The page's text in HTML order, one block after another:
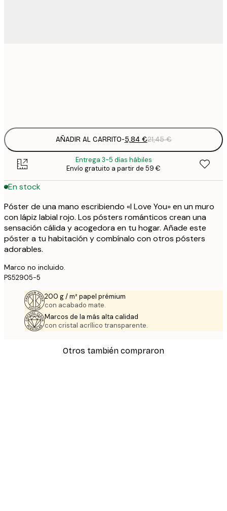
AÑADIR AL CARRITO-5,84 €21,45 €
Entrega 3-5 días hábiles
Envío gratuito a partir de 59 €
En stock
Póster de una mano escribiendo «I Love You» en un muro
con lápiz labial rojo. Los pósters románticos crean una
sensación cálida y acogedora en tu hogar. Añade este
póster a tu habitación y combínalo con otros pósters
adorables.
Marco no incluido.
PS52905-5
200 g / m² papel prémium
con acabado mate.
Marcos de la más alta calidad
con cristal acrílico transparente.
Otros también compraron